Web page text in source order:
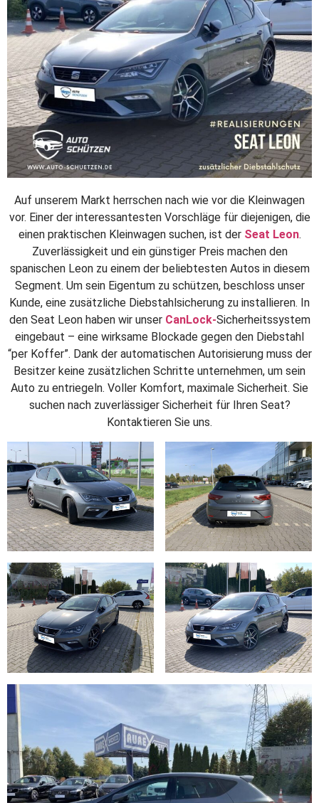
Auf unserem Markt herrschen nach wie vor die Kleinwagen
vor. Einer der interessantesten Vorschläge für diejenigen, die
einen praktischen Kleinwagen suchen, ist der Seat Leon.
Zuverlässigkeit und ein günstiger Preis machen den
spanischen Leon zu einem der beliebtesten Autos in diesem
Segment. Um sein Eigentum zu schützen, beschloss unser
Kunde, eine zusätzliche Diebstahlsicherung zu installieren. In
den Seat Leon haben wir unserCanLock-Sicherheitssystem
eingebaut – eine wirksame Blockade gegen den Diebstahl
“per Koffer”. Dank der automatischen Autorisierung muss der
Besitzer keine zusätzlichen Schritte unternehmen, um sein
Auto zu entriegeln. Voller Komfort, maximale Sicherheit. Sie
suchen nach zuverlässiger Sicherheit für Ihren Seat?
Kontaktieren Sie uns.